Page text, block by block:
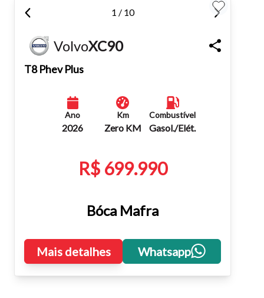
atalhos Ctrl+ (para aumentar) e Ctrl- (para diminuir) no seu
teclado.
1 / 10
VolvoXC90
T8 Phev Plus
Ano
2026
Km
Zero KM
Combustível
Gasol./Elét.
R$ 699.990
Bóca Mafra
Mais detalhes Whatsapp